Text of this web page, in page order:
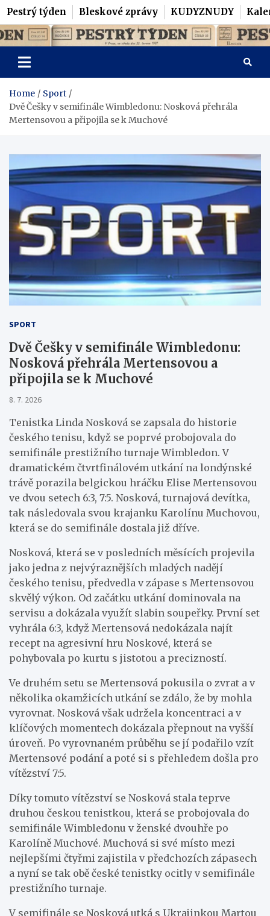
Pestrý týden Bleskové zprávy KUDYZNUDY
Skip
to
content
Pestrý Týden
Home
Sport
Dvě Češky v semifinále Wimbledonu: Nosková přehrála
Mertensovou a připojila se k Muchové
SPORT
Dvě Češky v semifinále Wimbledonu:
Nosková přehrála Mertensovou a
připojila se k Muchové
8. 7. 2026
Tenistka Linda Nosková se zapsala do historie
českého tenisu, když se poprvé probojovala do
semifinále prestižního turnaje Wimbledon. V
dramatickém čtvrtfinálovém utkání na londýnské
trávě porazila belgickou hráčku Elise Mertensovou
ve dvou setech 6:3, 7:5. Nosková, turnajová devítka,
tak následovala svou krajanku Karolínu Muchovou,
která se do semifinále dostala již dříve.
Nosková, která se v posledních měsících projevila
jako jedna z nejvýraznějších mladých nadějí
českého tenisu, předvedla v zápase s Mertensovou
skvělý výkon. Od začátku utkání dominovala na
servisu a dokázala využít slabin soupeřky. První set
vyhrála 6:3, když Mertensová nedokázala najít
recept na agresivní hru Noskové, která se
pohybovala po kurtu s jistotou a precizností.
Ve druhém setu se Mertensová pokusila o zvrat a v
několika okamžicích utkání se zdálo, že by mohla
vyrovnat. Nosková však udržela koncentraci a v
klíčových momentech dokázala přepnout na vyšší
úroveň. Po vyrovnaném průběhu se jí podařilo vzít
Mertensové podání a poté si s přehledem došla pro
vítězství 7:5.
Díky tomuto vítězství se Nosková stala teprve
druhou českou tenistkou, která se probojovala do
semifinále Wimbledonu v ženské dvouhře po
Karolíně Muchové. Muchová si své místo mezi
nejlepšími čtyřmi zajistila v předchozích zápasech
a nyní se tak obě české tenistky ocitly v semifinále
prestižního turnaje.
V semifinále se Nosková utká s Ukrajinkou Martou